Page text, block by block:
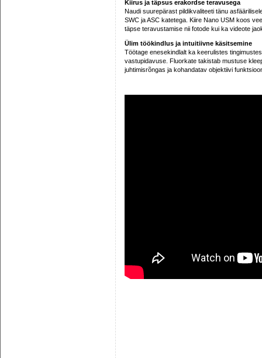
Kiirus ja täpsus erakordse teravusega
Naudi suurepärast pildikvaliteeti tänu
SWC ja ASC katetega. Kiire Nano USM koos
täpse teravustamise nii fotode kui ka videote
Ülim töökindlus ja intuitiivne käsitsemine
Töötage enesekindlalt ka keerulistes
vastupidavuse. Fluorkate takistab mustuse
juhtimisrõngas ja kohandatav objektiivi